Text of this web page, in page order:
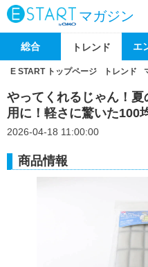
マガジン
総合 トレンド エ
E START トップページ トレンド
やってくれるじゃん！
用に！軽さに驚いた100
2026-04-18 11:00:00
商品情報